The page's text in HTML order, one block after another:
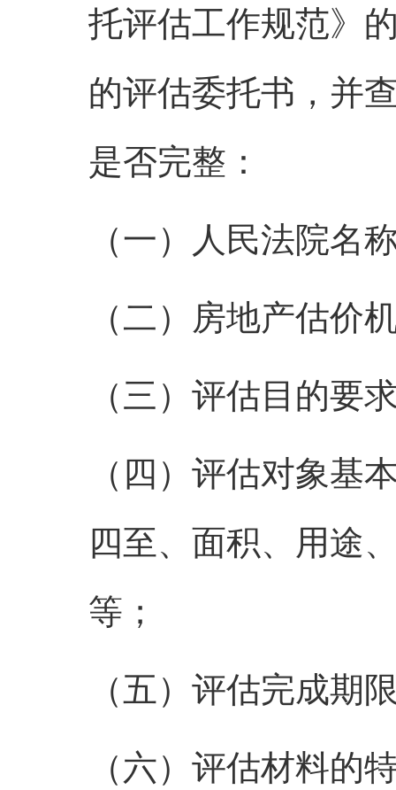
托评估工作规范》
的评估委托书，并
是否完整：
（一）人民法院名
（二）房地产估价
（三）评估目的要
（四）评估对象基
四至、面积、用途
等；
（五）评估完成期
（六）评估材料的